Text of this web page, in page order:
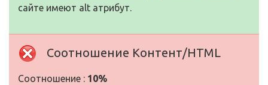
сайте имеют alt атрибут.
Соотношение Контент/HTML
Соотношение : 10%